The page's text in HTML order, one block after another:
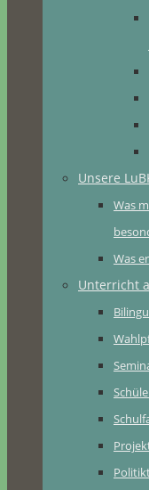
Unsere
Was
Was
Unterricht